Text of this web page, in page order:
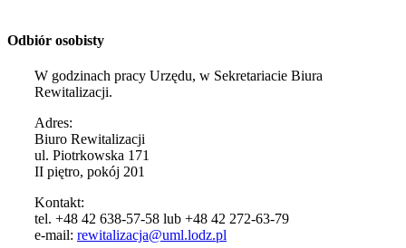
Odbiór osobisty
W godzinach pracy Urzędu, w Sekretariacie Biura
Rewitalizacji.
Adres:
Biuro Rewitalizacji
ul. Piotrkowska 171
II piętro, pokój 201
Kontakt:
tel. +48 42 638-57-58 lub +48 42 272-63-79
e-mail: rewitalizacja@uml.lodz.pl